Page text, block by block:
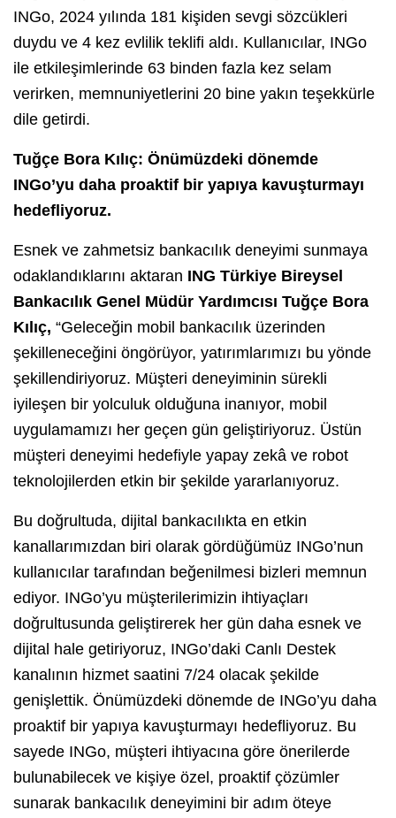
INGo, 2024 yılında 181 kişiden sevgi sözcükleri
duydu ve 4 kez evlilik teklifi aldı. Kullanıcılar, INGo
ile etkileşimlerinde 63 binden fazla kez selam
verirken, memnuniyetlerini 20 bine yakın teşekkürle
dile getirdi.
Tuğçe Bora Kılıç: Önümüzdeki dönemde
INGo’yu daha proaktif bir yapıya kavuşturmayı
hedefliyoruz.
Esnek ve zahmetsiz bankacılık deneyimi sunmaya
odaklandıklarını aktaran ING Türkiye Bireysel
Bankacılık Genel Müdür Yardımcısı Tuğçe Bora
Kılıç, “Geleceğin mobil bankacılık üzerinden
şekilleneceğini öngörüyor, yatırımlarımızı bu yönde
şekillendiriyoruz. Müşteri deneyiminin sürekli
iyileşen bir yolculuk olduğuna inanıyor, mobil
uygulamamızı her geçen gün geliştiriyoruz. Üstün
müşteri deneyimi hedefiyle yapay zekâ ve robot
teknolojilerden etkin bir şekilde yararlanıyoruz.
Bu doğrultuda, dijital bankacılıkta en etkin
kanallarımızdan biri olarak gördüğümüz INGo’nun
kullanıcılar tarafından beğenilmesi bizleri memnun
ediyor. INGo’yu müşterilerimizin ihtiyaçları
doğrultusunda geliştirerek her gün daha esnek ve
dijital hale getiriyoruz, INGo’daki Canlı Destek
kanalının hizmet saatini 7/24 olacak şekilde
genişlettik. Önümüzdeki dönemde de INGo’yu daha
proaktif bir yapıya kavuşturmayı hedefliyoruz. Bu
sayede INGo, müşteri ihtiyacına göre önerilerde
bulunabilecek ve kişiye özel, proaktif çözümler
sunarak bankacılık deneyimini bir adım öteye